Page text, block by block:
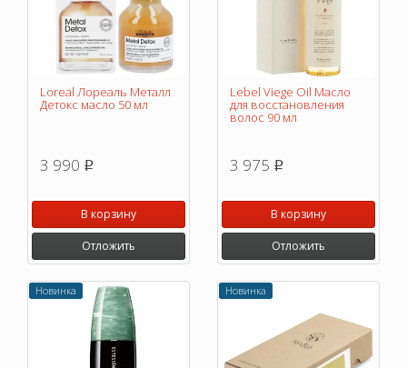
Loreal Лореаль Металл
Детокс масло 50 мл
3 990 p
В корзину
Отложить
Lebel Viege Oil Масло
для восстановления
волос 90 мл
3 975 p
В корзину
Отложить
Новинка Новинка